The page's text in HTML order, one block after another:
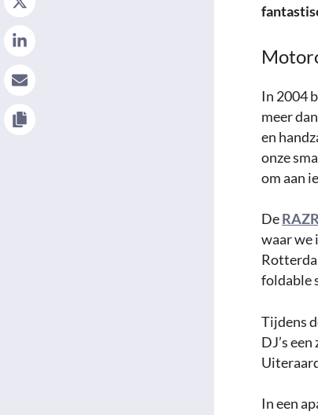
In 2004
meer
en
onze
om aan
De
waar we
foldable
Tijdens
DJ’s
In een